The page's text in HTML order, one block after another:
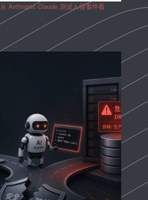
Anthropic Claude 测试入侵事件看